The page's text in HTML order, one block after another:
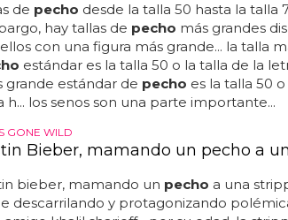
de pecho desde la talla 50 hasta la talla
hay tallas de pecho más grandes
con una figura más grande... la talla
estándar es la talla 50 o la talla de la
grande estándar de pecho es la talla 50
h... los senos son una parte importante...
GONE WILD
Bieber, mamando un pecho a
bieber, mamando un pecho a una
descarrilando y protagonizando